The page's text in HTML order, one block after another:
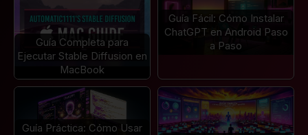
Guía Completa para
Ejecutar Stable Diffusion en
MacBook
Guía Fácil: Cómo Instalar
ChatGPT en Android Paso
a Paso
Guía Práctica: Cómo Usar